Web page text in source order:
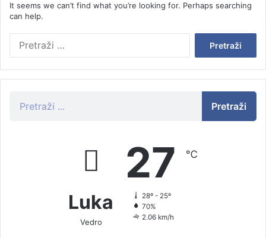
It seems we can’t find what you’re looking for. Perhaps searching
can help.
Pretraži
Luka
Vedro
27 ℃
28º - 25º
70%
2.06 km/h